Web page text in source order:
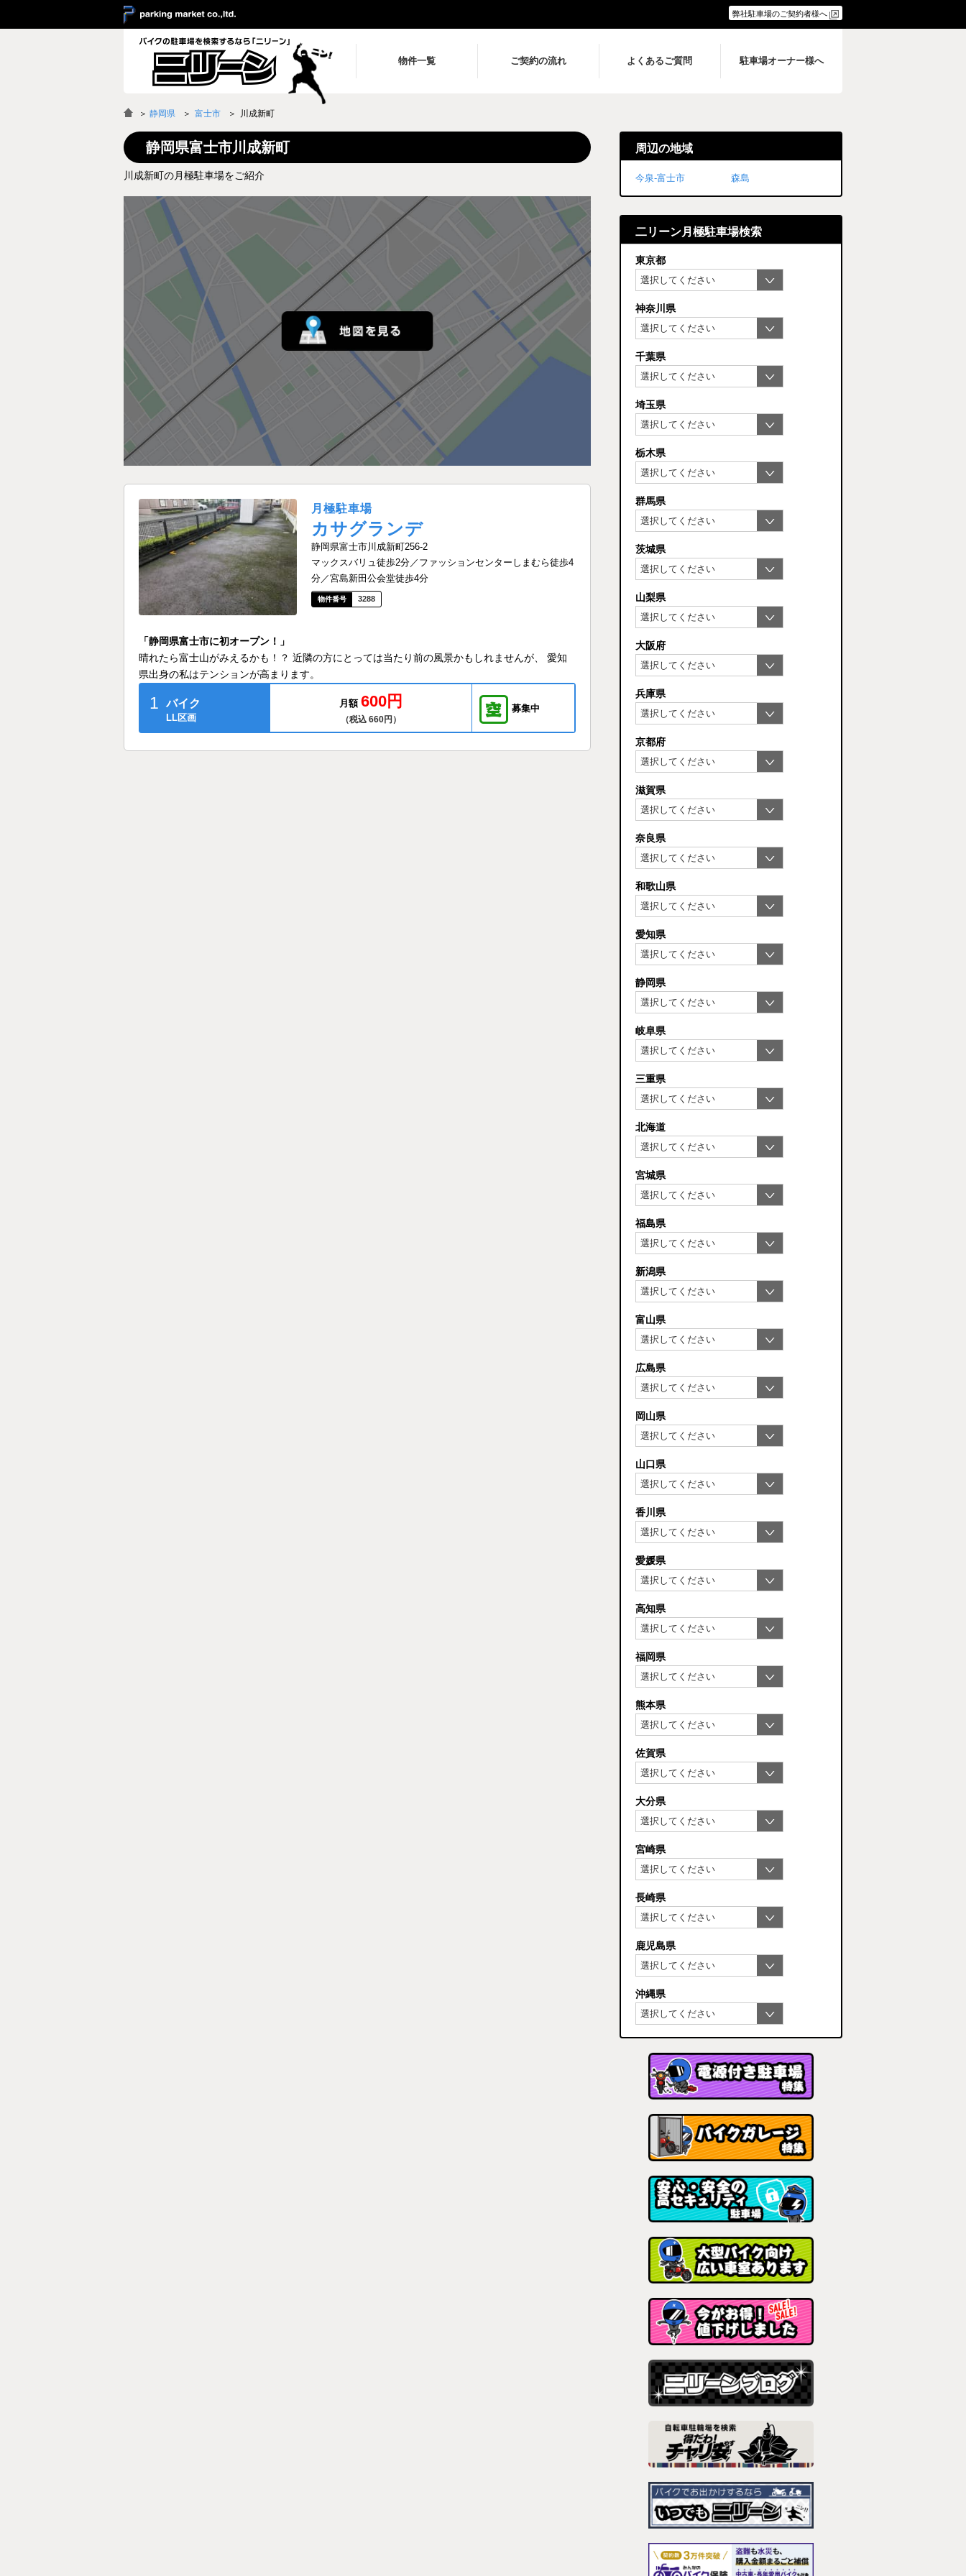
弊社駐車場のご契約者様へ
物件一覧 ご契約の流れ よくあるご質問 駐車場オーナー様へ
＞ 静岡県 富士市 川成新町
静岡県富士市川成新町
川成新町の月極駐車場をご紹介
月極駐車場
カサグランデ
静岡県富士市川成新町256-2
マックスバリュ徒歩2分／ファッションセンターしまむら徒歩4
分／宮島新田公会堂徒歩4分
3288
「静岡県富士市に初オープン！」
晴れたら富士山がみえるかも！？ 近隣の方にとっては当たり前の風景かもしれませんが、 愛知
県出身の私はテンションが高まります。
1 バイク
LL区画
月額 600円
（税込 660円）
募集中
周辺の地域
今泉-富士市 森島
二リーン月極駐車場検索
東京都
神奈川県
千葉県
埼玉県
栃木県
群馬県
茨城県
山梨県
大阪府
兵庫県
京都府
滋賀県
奈良県
和歌山県
愛知県
静岡県
岐阜県
三重県
北海道
宮城県
福島県
新潟県
富山県
広島県
岡山県
山口県
香川県
愛媛県
高知県
福岡県
熊本県
佐賀県
大分県
宮崎県
長崎県
鹿児島県
沖縄県